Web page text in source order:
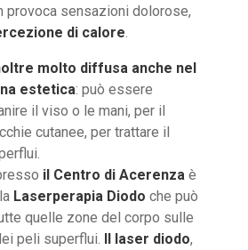
provoca sensazioni dolorose,
di calore
molto diffusa anche nel
estetica: può essere
il viso o le mani, per il
cutanee, per trattare il
il Centro di Acerenza è
Laserperapia Diodo che può
quelle zone del corpo sulle
peli superflui. Il laser diodo,